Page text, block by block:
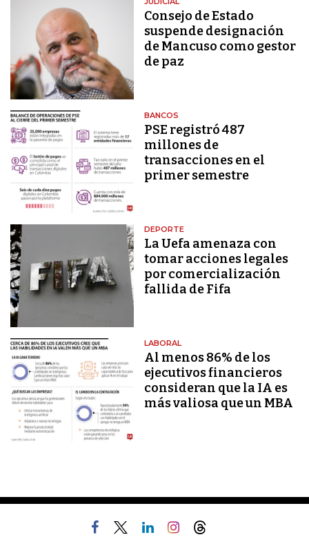
Consejo de Estado
suspende designación
de Mancuso como gestor
de paz
BANCOS
PSE registró 487
millones de
transacciones en el
primer semestre
DEPORTE
La Uefa amenaza con
tomar acciones legales
por comercialización
fallida de Fifa
LABORAL
Al menos 86% de los
ejecutivos financieros
consideran que la IA es
más valiosa que un MBA